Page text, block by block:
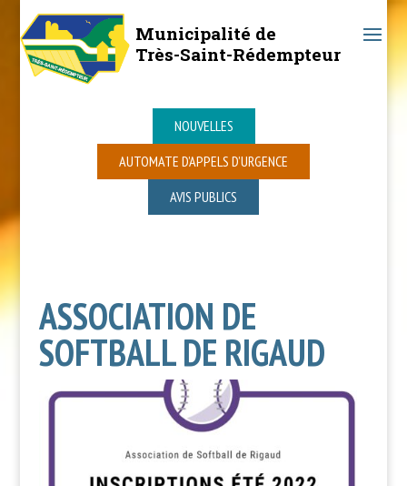
Municipalité de
Très-Saint-Rédempteur
NOUVELLES
AUTOMATE D’APPELS D’URGENCE
AVIS PUBLICS
ASSOCIATION DE
SOFTBALL DE RIGAUD